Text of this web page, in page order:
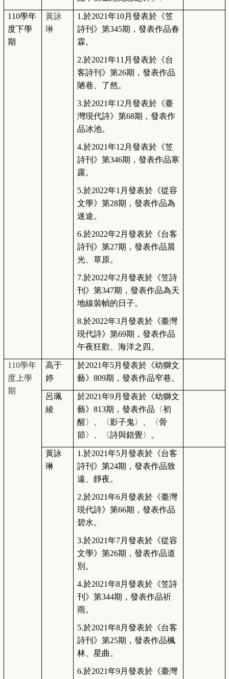
110學年
度下學
期
黃詠
琳
1.於2021年10月發表於《笠
詩刊》第345期，發表作品春
霖。
2.於2021年11月發表於《台
客詩刊》第26期，發表作品
陋巷、了然。
3.於2021年12月發表於《臺
灣現代詩》第68期，發表作
品冰池。
4.於2021年12月發表於《笠
詩刊》第346期，發表作品寒
露。
5.於2022年1月發表於《從容
文學》第28期，發表作品為
迷途。
6.於2022年2月發表於《台客
詩刊》第27期，發表作品晨
光、草原。
7.於2022年2月發表於《笠詩
刊》第347期，發表作品為天
地線裝幀的日子。
8.於2022年3月發表於《臺灣
現代詩》第69期，發表作品
午夜狂歡、海洋之四。
110學年
度上學
期
高于
婷
於2021年5月發表於《幼獅文
藝》809期，發表作品窄巷。
呂珮
綾
於2021年9月發表於《幼獅文
藝》813期，發表作品〈初
醒〉、〈影子鬼〉、〈骨
節〉、〈詩與錯覺〉。
黃詠
琳
1.於2021年5月發表於《台客
詩刊》第24期，發表作品致
遠、靜夜。
2.於2021年6月發表於《臺灣
現代詩》第66期，發表作品
碧水。
3.於2021年7月發表於《從容
文學》第26期，發表作品道
別。
4.於2021年8月發表於《笠詩
刊》第344期，發表作品祈
雨。
5.於2021年8月發表於《台客
詩刊》第25期，發表作品楓
林、星曲。
6.於2021年9月發表於《臺灣